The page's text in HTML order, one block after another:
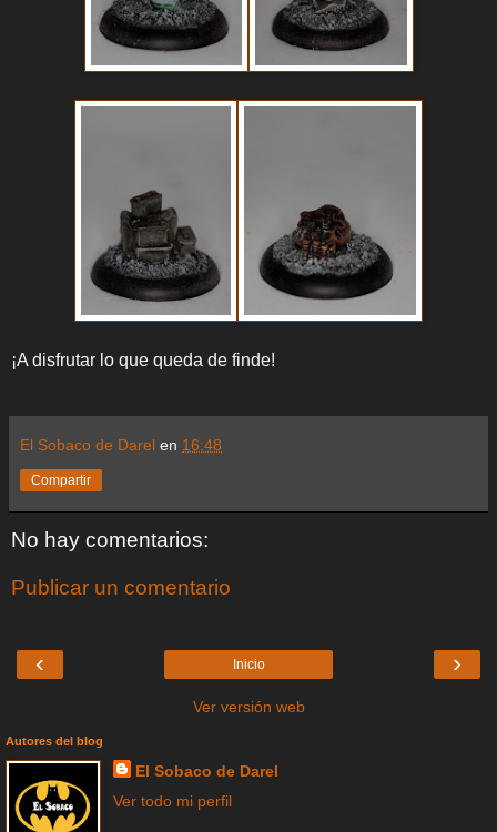
¡A disfrutar lo que queda de finde!
El Sobaco de Darel en 16:48
Compartir
No hay comentarios:
Publicar un comentario
‹ ›
Inicio
Ver versión web
Autores del blog
El Sobaco de Darel
Ver todo mi perfil